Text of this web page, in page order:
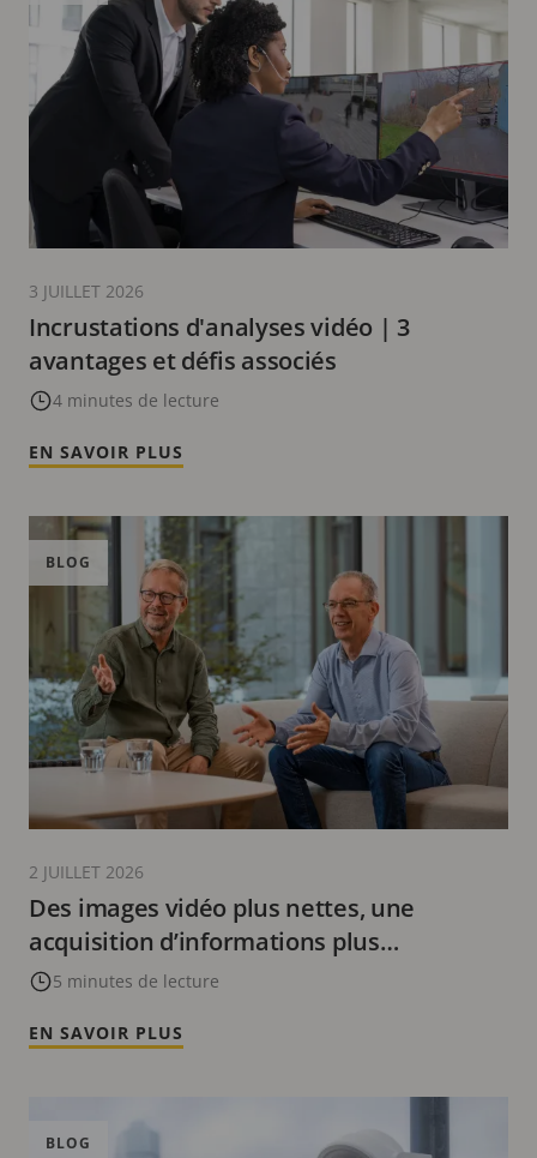
Incrustations d'analyses vidéo | 3
avantages et défis associés
4 minutes de lecture
3 JUILLET 2026
EN SAVOIR PLUS
Des images vidéo plus nettes, une
acquisition d’informations plus
intelligente : comment AV1 améliore
5 minutes de lecture
BLOG
2 JUILLET 2026
EN SAVOIR PLUS
BLOG